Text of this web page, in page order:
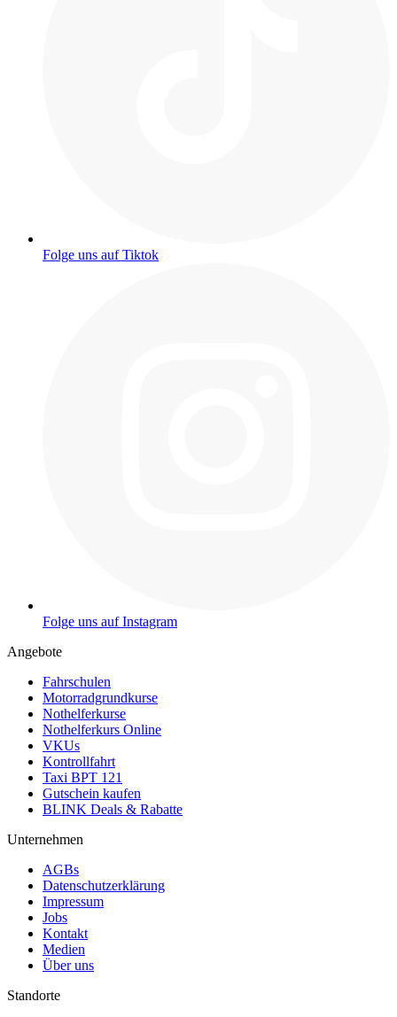
Folge uns auf Tiktok
Folge uns auf Instagram
Angebote
Fahrschulen
Motorradgrundkurse
Nothelferkurse
Nothelferkurs Online
VKUs
Kontrollfahrt
Taxi BPT 121
Gutschein kaufen
BLINK Deals & Rabatte
Unternehmen
AGBs
Datenschutzerklärung
Impressum
Jobs
Kontakt
Medien
Über uns
Standorte